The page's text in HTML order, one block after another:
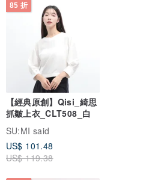
85 折
【經典原創】Qisi_綺思
抓皺上衣_CLT508_白
SU:MI said
US$ 101.48
US$ 119.38